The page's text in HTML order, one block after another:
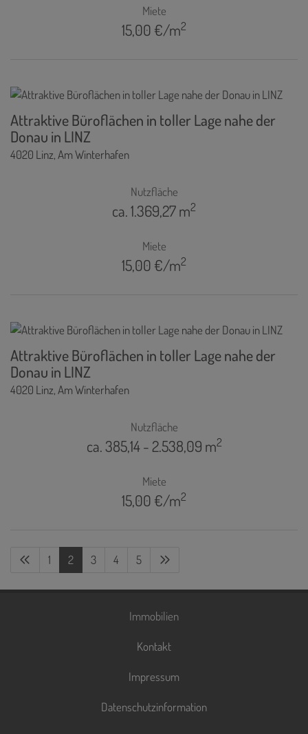
Miete
15,00 €/m2
Attraktive Büroflächen in toller Lage nahe der
Donau in LINZ
4020 Linz, Am Winterhafen
Nutzfläche
ca. 1.369,27 m2
Miete
15,00 €/m2
Attraktive Büroflächen in toller Lage nahe der
Donau in LINZ
4020 Linz, Am Winterhafen
Nutzfläche
ca. 385,14 - 2.538,09 m2
Miete
15,00 €/m2
1 2 3 4 5
Immobilien
Kontakt
Impressum
Datenschutzinformation